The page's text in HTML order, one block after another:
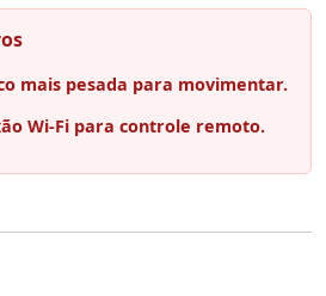
mais pesada para movimentar.
Wi-Fi para controle remoto.